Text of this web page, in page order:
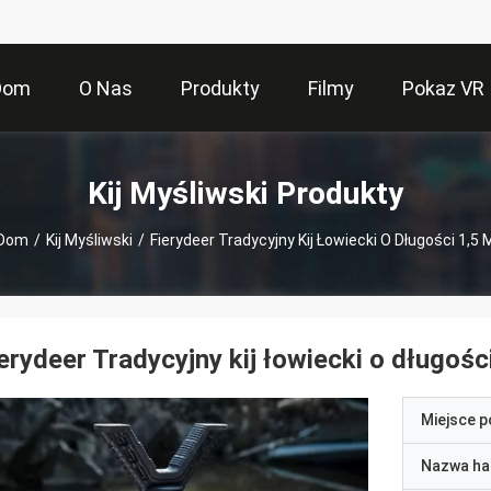
O Nas Produkty Filmy Pokaz VR
Kij Myśliwski Produkty
/ Kij Myśliwski / Fierydeer Tradycyjny Kij Łowiecki O Długości 1,5
Tradycyjny kij łowiecki o
Miejsce
Nazwa